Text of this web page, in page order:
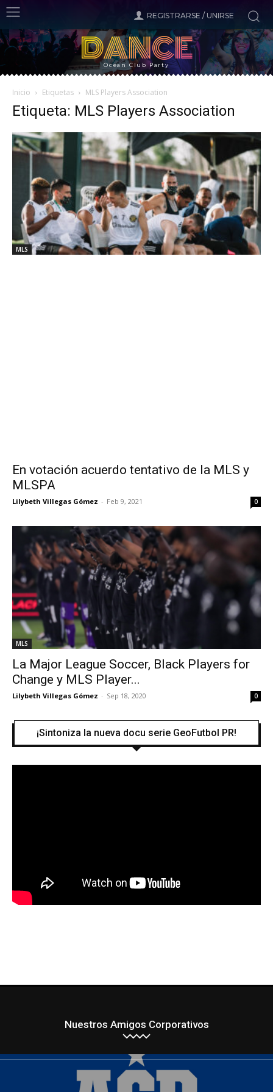
REGISTRARSE / UNIRSE
DANCE
Ocean Club Party
Inicio Etiquetas MLS Players Association
Etiqueta: MLS Players Association
MLS
En votación acuerdo tentativo de la MLS y
MLSPA
Lilybeth Villegas Gómez - Feb 9, 2021 0
MLS
La Major League Soccer, Black Players for
Change y MLS Player...
Lilybeth Villegas Gómez - Sep 18, 2020 0
¡Sintoniza la nueva docu serie GeoFutbol PR!
Nuestros Amigos Corporativos